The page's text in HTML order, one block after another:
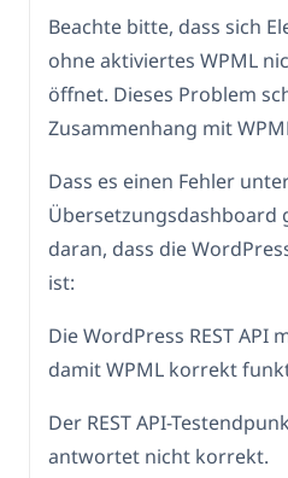
Beachte bitte, dass sich
ohne aktiviertes WPML
öffnet. Dieses Problem
Zusammenhang mit
Dass es einen Fehler
Übersetzungsdashboard
daran, dass die
ist:
Die WordPress REST API
damit WPML korrekt
Der REST API-
antwortet nicht korrekt.